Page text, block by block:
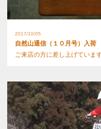
2017/10/05
自然山通信（１０月号）入荷
ご来店の方に差し上げていま